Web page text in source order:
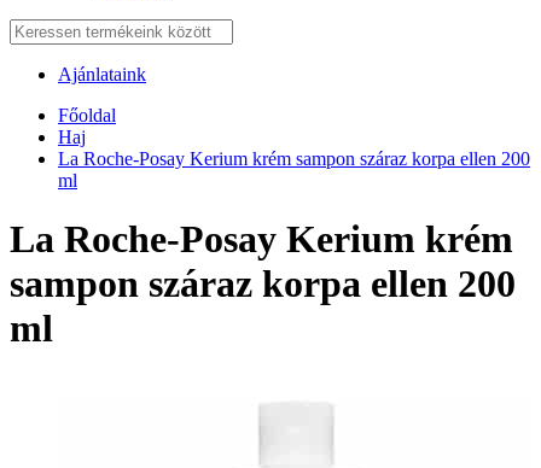
Ajánlataink
Főoldal
Haj
La Roche-Posay Kerium krém sampon száraz korpa ellen 200
ml
La Roche-Posay Kerium krém
sampon száraz korpa ellen 200
ml